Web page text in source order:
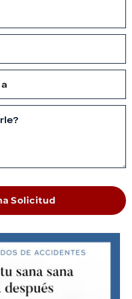
Solicitud